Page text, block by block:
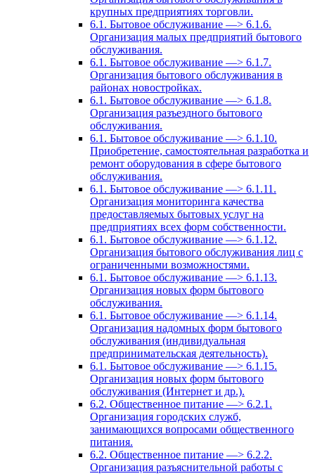
крупных предприятиях торговли.
6.1. Бытовое обслуживание —> 6.1.6.
Организация малых предприятий бытового
обслуживания.
6.1. Бытовое обслуживание —> 6.1.7.
Организация бытового обслуживания в
районах новостройках.
6.1. Бытовое обслуживание —> 6.1.8.
Организация разъездного бытового
обслуживания.
6.1. Бытовое обслуживание —> 6.1.10.
Приобретение, самостоятельная разработка и
ремонт оборудования в сфере бытового
обслуживания.
6.1. Бытовое обслуживание —> 6.1.11.
Организация мониторинга качества
предоставляемых бытовых услуг на
предприятиях всех форм собственности.
6.1. Бытовое обслуживание —> 6.1.12.
Организация бытового обслуживания лиц с
ограниченными возможностями.
6.1. Бытовое обслуживание —> 6.1.13.
Организация новых форм бытового
обслуживания.
6.1. Бытовое обслуживание —> 6.1.14.
Организация надомных форм бытового
обслуживания (индивидуальная
предпринимательская деятельность).
6.1. Бытовое обслуживание —> 6.1.15.
Организация новых форм бытового
обслуживания (Интернет и др.).
6.2. Общественное питание —> 6.2.1.
Организация городских служб,
занимающихся вопросами общественного
питания.
6.2. Общественное питание —> 6.2.2.
Организация разъяснительной работы с